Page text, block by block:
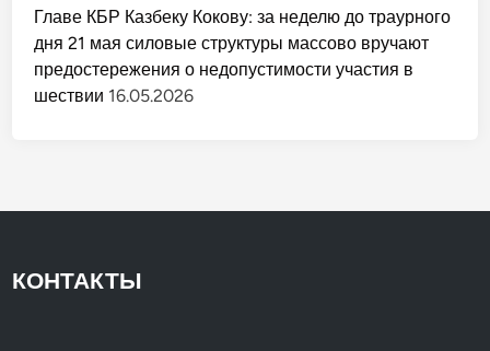
Главе КБР Казбеку Кокову: за неделю до траурного
дня 21 мая силовые структуры массово вручают
предостережения о недопустимости участия в
шествии 16.05.2026
КОНТАКТЫ